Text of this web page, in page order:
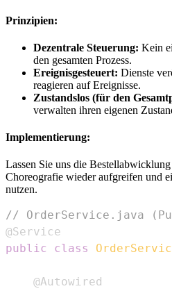
Prinzipien:
Dezentrale Steuerung: Kein
den gesamten Prozess.
Ereignisgesteuert: Dienste
reagieren auf Ereignisse.
Zustandslos (für den
verwalten ihren eigenen
Implementierung:
Lassen Sie uns die
Choreografie wieder aufgreifen und
nutzen.
// OrderService.java
@Service
public
class
@Autowired